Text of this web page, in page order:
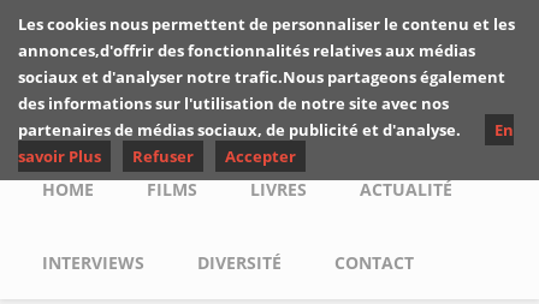
Skip to main content
Les critiques de
Yuyine
Main menu
HOME FILMS LIVRES ACTUALITÉ
INTERVIEWS DIVERSITÉ CONTACT
Les cookies nous permettent de personnaliser le contenu et les
annonces,d'offrir des fonctionnalités relatives aux médias
sociaux et d'analyser notre trafic.Nous partageons également
des informations sur l'utilisation de notre site avec nos
partenaires de médias sociaux, de publicité et d'analyse.
En
savoir Plus
Refuser Accepter